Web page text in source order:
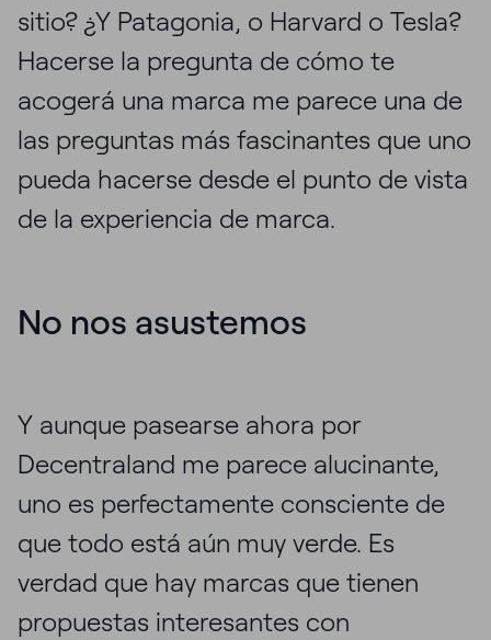
sitio? ¿Y Patagonia, o Harvard o Tesla?
Hacerse la pregunta de cómo te
acogerá una marca me parece una de
las preguntas más fascinantes que uno
pueda hacerse desde el punto de vista
de la experiencia de marca.
No nos asustemos
Y aunque pasearse ahora por
Decentraland me parece alucinante,
uno es perfectamente consciente de
que todo está aún muy verde. Es
verdad que hay marcas que tienen
propuestas interesantes con